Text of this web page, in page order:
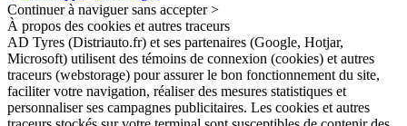
Continuer à naviguer sans accepter >
À propos des cookies et autres traceurs
AD Tyres (Distriauto.fr) et ses partenaires (Google, Hotjar,
Microsoft) utilisent des témoins de connexion (cookies) et autres
traceurs (webstorage) pour assurer le bon fonctionnement du site,
faciliter votre navigation, réaliser des mesures statistiques et
personnaliser ses campagnes publicitaires. Les cookies et autres